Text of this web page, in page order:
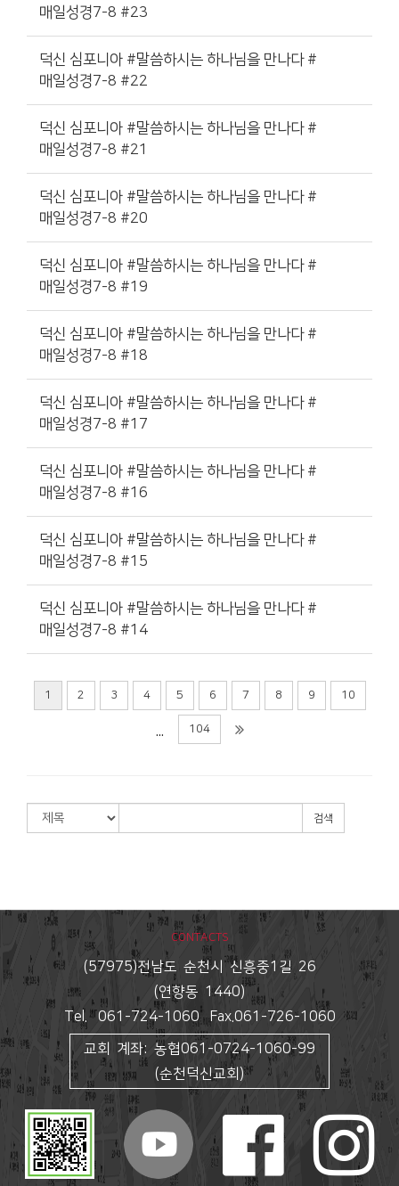
매일성경7-8 #23
덕신 심포니아 #말씀하시는 하나님을 만나다 #
매일성경7-8 #22
덕신 심포니아 #말씀하시는 하나님을 만나다 #
매일성경7-8 #21
덕신 심포니아 #말씀하시는 하나님을 만나다 #
매일성경7-8 #20
덕신 심포니아 #말씀하시는 하나님을 만나다 #
매일성경7-8 #19
덕신 심포니아 #말씀하시는 하나님을 만나다 #
매일성경7-8 #18
덕신 심포니아 #말씀하시는 하나님을 만나다 #
매일성경7-8 #17
덕신 심포니아 #말씀하시는 하나님을 만나다 #
매일성경7-8 #16
덕신 심포니아 #말씀하시는 하나님을 만나다 #
매일성경7-8 #15
덕신 심포니아 #말씀하시는 하나님을 만나다 #
매일성경7-8 #14
1 2 3 4 5 6 7 8 9 10
... 104
검색
CONTACTS
(57975)전남도 순천시 신흥중1길 26
(연향동 1440)
Tel. 061-724-1060 Fax.061-726-1060
교회 계좌: 농협061-0724-1060-99
(순천덕신교회)